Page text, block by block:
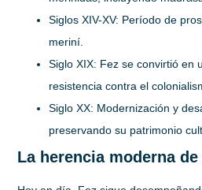
Siglos XIV-XV: Período de
meriní.
Siglo XIX: Fez se convirtió en
resistencia contra el
Siglo XX: Modernización y
preservando su patrimonio
La herencia moderna de